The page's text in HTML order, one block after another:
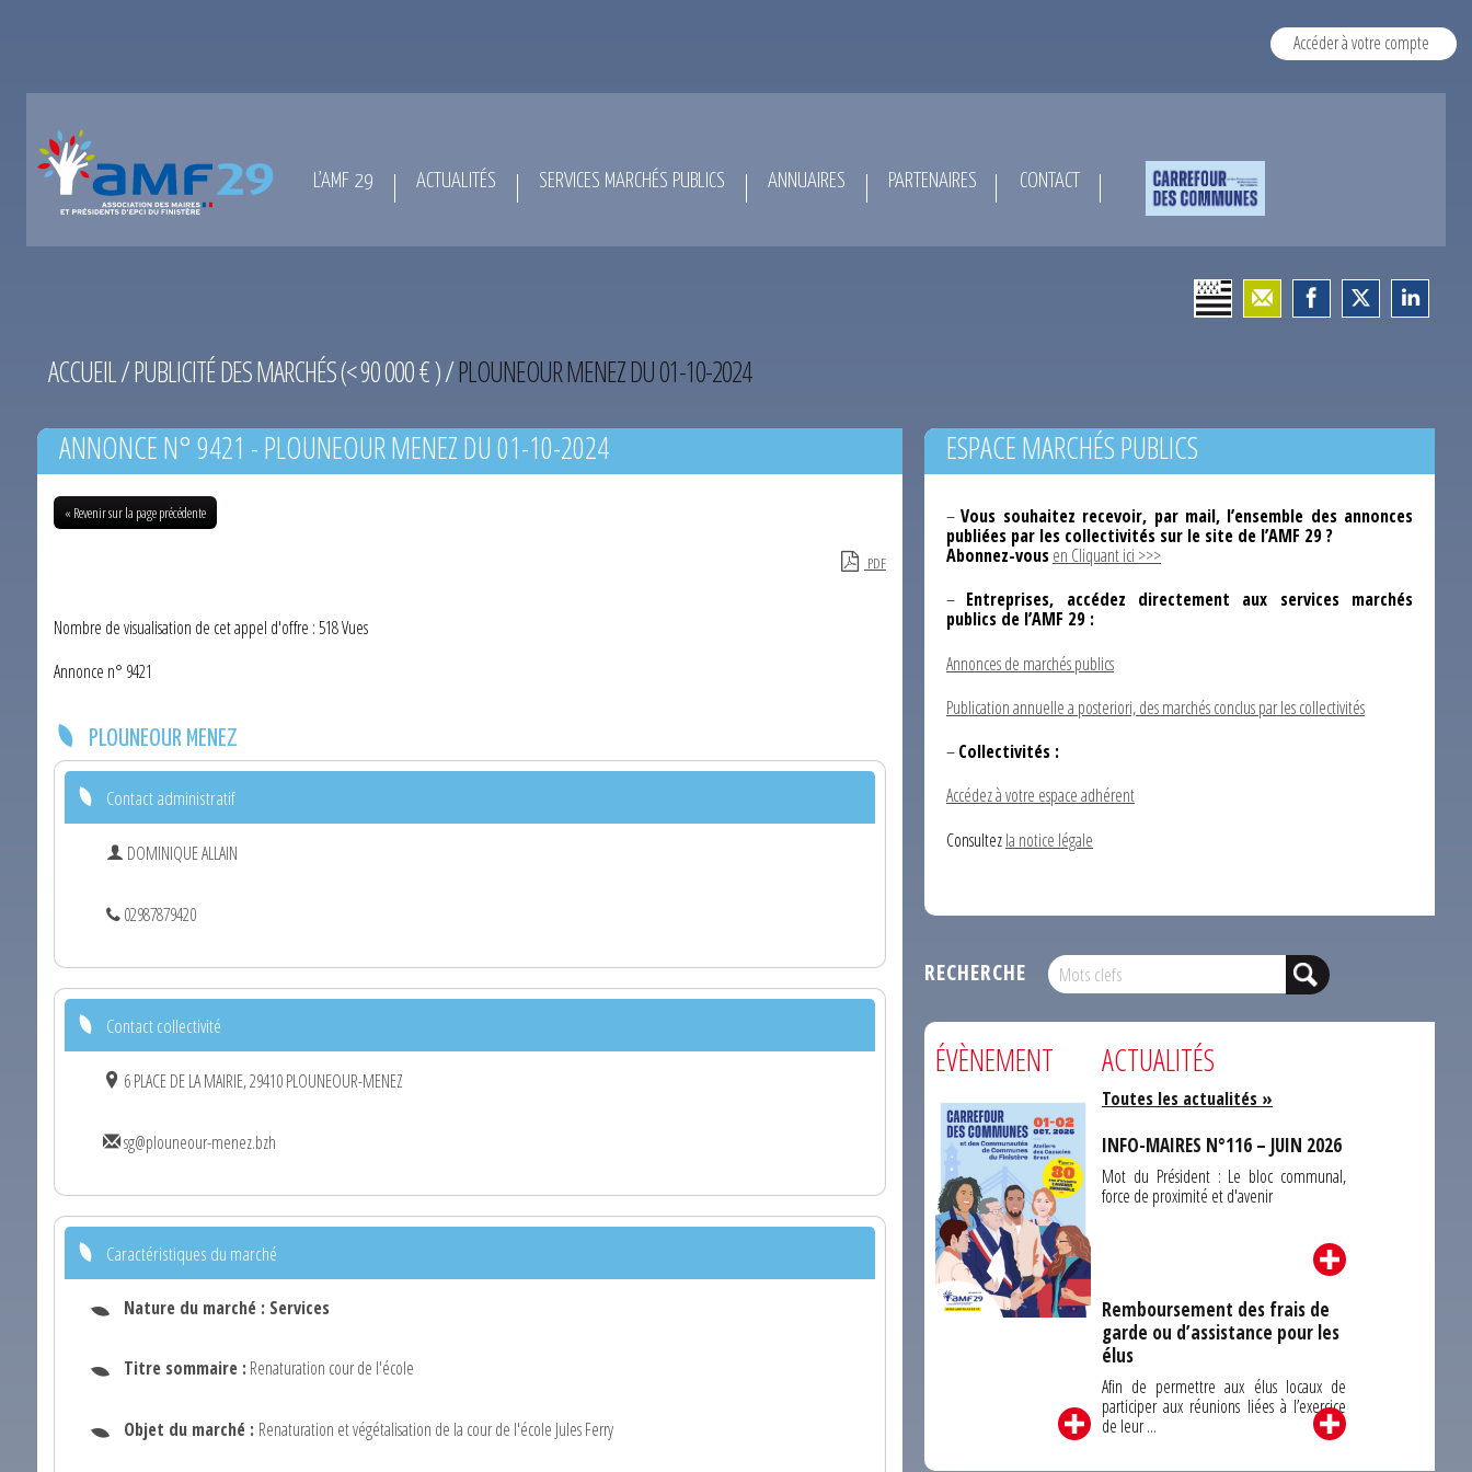
Accéder à votre compte
L’AMF 29 ACTUALITÉS SERVICES MARCHÉS PUBLICS ANNUAIRES PARTENAIRES CONTACT
ACCUEIL/PUBLICITÉ DES MARCHÉS (< 90 000 € )/PLOUNEOUR MENEZ DU 01-10-2024
ANNONCE N° 9421 - PLOUNEOUR MENEZ DU 01-10-2024
« Revenir sur la page précédente
PDF
Nombre de visualisation de cet appel d'offre : 518 Vues
Annonce n° 9421
PLOUNEOUR MENEZ
Contact administratif
DOMINIQUE ALLAIN
02987879420
Contact collectivité
6 PLACE DE LA MAIRIE, 29410 PLOUNEOUR-MENEZ
sg@plouneour-menez.bzh
Caractéristiques du marché
Nature du marché : Services
Titre sommaire : Renaturation cour de l'école
Objet du marché : Renaturation et végétalisation de la cour de l'école Jules Ferry
ESPACE MARCHÉS PUBLICS
–Vous souhaitez recevoir, par mail, l’ensemble des annonces
publiées par les collectivités sur le site de l’AMF 29 ?
Abonnez-vousen Cliquant ici >>>
– Entreprises, accédez directement aux services marchés
publics de l’AMF 29 :
Annonces de marchés publics
Publication annuelle a posteriori, des marchés conclus par les collectivités
–Collectivités :
Accédez à votre espace adhérent
Consultezla notice légale
RECHERCHE
ÉVÈNEMENT ACTUALITÉS
Toutes les actualités »
INFO-MAIRES N°116 – JUIN 2026
Mot du Président : Le bloc communal,
force de proximité et d'avenir
Remboursement des frais de
garde ou d’assistance pour les
élus
Afin de permettre aux élus locaux de
participer aux réunions liées à l’exercice
de leur ...